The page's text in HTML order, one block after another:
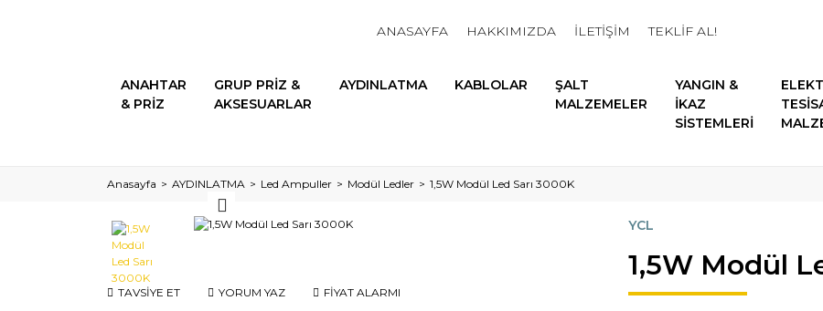
ANASAYFA HAKKIMIZDA İLETİŞİM TEKLİF AL!
ANAHTAR
& PRİZ
GRUP PRİZ &
AKSESUARLAR
AYDINLATMA KABLOLAR
ŞALT
MALZEMELER
YANGIN &
İKAZ
SİSTEMLERİ
Anasayfa AYDINLATMA Led Ampuller Modül Ledler 1,5W Modül Led Sarı 3000K
TAVSİYE ET YORUM YAZ FİYAT ALARMI
YCL
1,5W Modül